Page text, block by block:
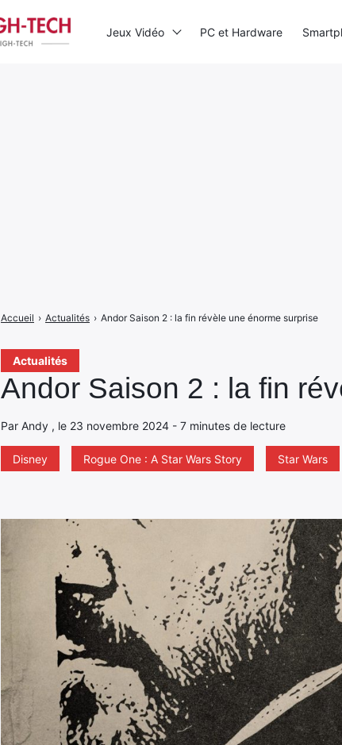
Actualités
Andor Saison 2 : la fin
Par Andy , le 23 novembre 2024 - 7 minutes de lecture
Disney Rogue One : A Star Wars Story Star Wars
Accueil › Actualités › Andor Saison 2 : la fin révèle une énorme surprise
Jeux Vidéo PC et Hardware